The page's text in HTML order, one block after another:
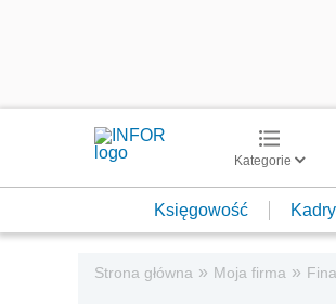
Kategorie
Księgowość Kadry
Strona główna » Moja firma »